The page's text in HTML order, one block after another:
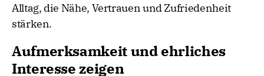
Alltag, die Nähe, Vertrauen und Zufriedenheit
stärken.
Aufmerksamkeit und ehrliches
Interesse zeigen